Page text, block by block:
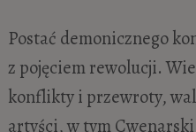
Postać demonicznego
z pojęciem rewolucji.
konflikty i przewroty,
artyści, w tym